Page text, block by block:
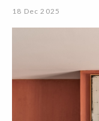
18 Dec 2025